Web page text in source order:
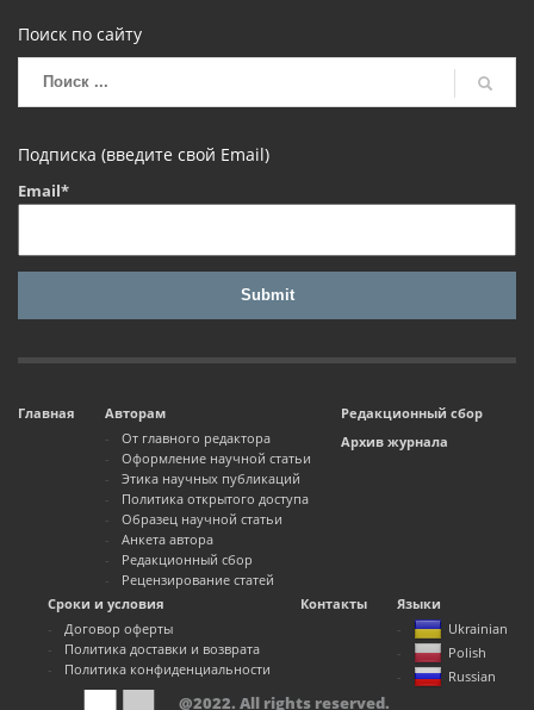
Поиск по сайту
Подписка (введите свой Email)
Email*
Главная
Авторам
От главного редактора
Оформление научной статьи
Этика научных публикаций
Политика открытого доступа
Образец научной статьи
Анкета автора
Редакционный сбор
Рецензирование статей
Редакционный сбор
Архив журнала
Сроки и условия
Договор оферты
Политика доставки и возврата
Политика конфиденциальности
Контакты
Языки
Ukrainian
Polish
Russian
@2022. All rights reserved.